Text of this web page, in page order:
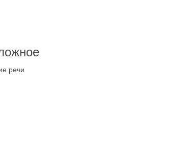
речи